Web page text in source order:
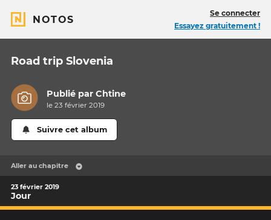
NOTOS
Se connecter
Essayez gratuitement !
Road trip Slovenia
Publié parChtine
le 23 février 2019
Suivre cet album
Aller au chapitre
23 février 2019
Jour